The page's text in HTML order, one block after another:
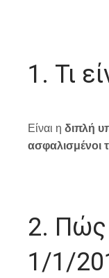
1. Τι
Είναι η διπλή
ασφαλισμένοι
2. Πώς
1/1/